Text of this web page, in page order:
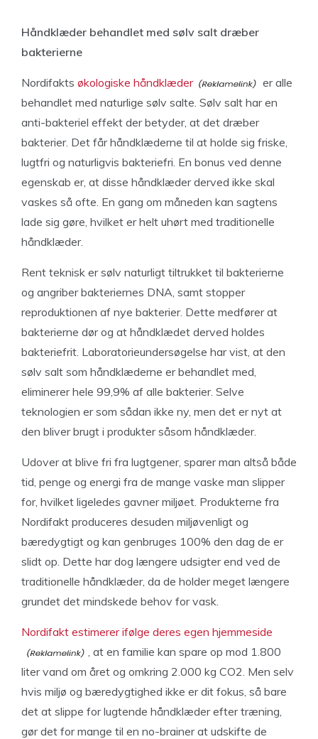
Håndklæder behandlet med sølv salt dræber
bakterierne
Nordifakts økologiske håndklæder
er alle
behandlet med naturlige sølv salte. Sølv salt har en
anti-bakteriel effekt der betyder, at det dræber
bakterier. Det får håndklæderne til at holde sig friske,
lugtfri og naturligvis bakteriefri. En bonus ved denne
egenskab er, at disse håndklæder derved ikke skal
vaskes så ofte. En gang om måneden kan sagtens
lade sig gøre, hvilket er helt uhørt med traditionelle
håndklæder.
Rent teknisk er sølv naturligt tiltrukket til bakterierne
og angriber bakteriernes DNA, samt stopper
reproduktionen af nye bakterier. Dette medfører at
bakterierne dør og at håndklædet derved holdes
bakteriefrit. Laboratorieundersøgelse har vist, at den
sølv salt som håndklæderne er behandlet med,
eliminerer hele 99,9% af alle bakterier. Selve
teknologien er som sådan ikke ny, men det er nyt at
den bliver brugt i produkter såsom håndklæder.
Udover at blive fri fra lugtgener, sparer man altså både
tid, penge og energi fra de mange vaske man slipper
for, hvilket ligeledes gavner miljøet. Produkterne fra
Nordifakt produceres desuden miljøvenligt og
bæredygtigt og kan genbruges 100% den dag de er
slidt op. Dette har dog længere udsigter end ved de
traditionelle håndklæder, da de holder meget længere
grundet det mindskede behov for vask.
Nordifakt estimerer ifølge deres egen hjemmeside
, at en familie kan spare op mod 1.800
liter vand om året og omkring 2.000 kg CO2. Men selv
hvis miljø og bæredygtighed ikke er dit fokus, så bare
det at slippe for lugtende håndklæder efter træning,
gør det for mange til en no-brainer at udskifte de